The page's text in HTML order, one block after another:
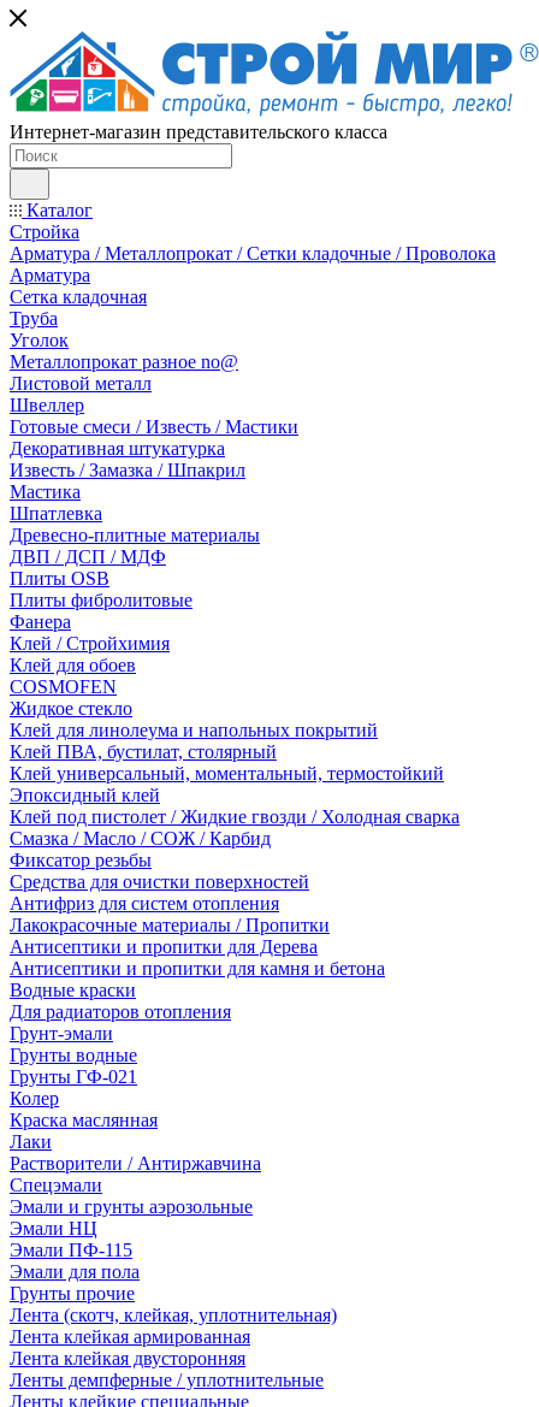
Интернет-магазин представительского класса
Каталог
Стройка
Арматура / Металлопрокат / Сетки кладочные / Проволока
Арматура
Сетка кладочная
Труба
Уголок
Металлопрокат разное no@
Листовой металл
Швеллер
Готовые смеси / Известь / Мастики
Декоративная штукатурка
Известь / Замазка / Шпакрил
Мастика
Шпатлевка
Древесно-плитные материалы
ДВП / ДСП / МДФ
Плиты OSB
Плиты фибролитовые
Фанера
Клей / Стройхимия
Клей для обоев
COSMOFEN
Жидкое стекло
Клей для линолеума и напольных покрытий
Клей ПВА, бустилат, столярный
Клей универсальный, моментальный, термостойкий
Эпоксидный клей
Клей под пистолет / Жидкие гвозди / Холодная сварка
Смазка / Масло / СОЖ / Карбид
Фиксатор резьбы
Средства для очистки поверхностей
Антифриз для систем отопления
Лакокрасочные материалы / Пропитки
Антисептики и пропитки для Дерева
Антисептики и пропитки для камня и бетона
Водные краски
Для радиаторов отопления
Грунт-эмали
Грунты водные
Грунты ГФ-021
Колер
Краска маслянная
Лаки
Растворители / Антиржавчина
Спецэмали
Эмали и грунты аэрозольные
Эмали НЦ
Эмали ПФ-115
Эмали для пола
Грунты прочие
Лента (скотч, клейкая, уплотнительная)
Лента клейкая армированная
Лента клейкая двусторонняя
Ленты демпферные / уплотнительные
Ленты клейкие специальные